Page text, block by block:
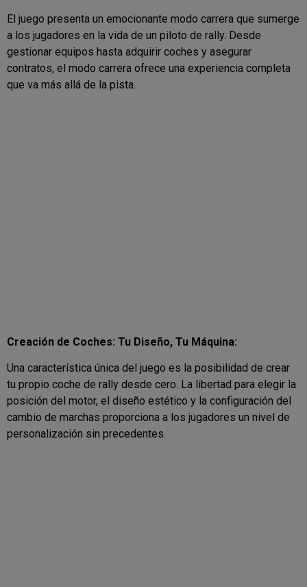
El juego presenta un emocionante modo carrera que sumerge
a los jugadores en la vida de un piloto de rally. Desde
gestionar equipos hasta adquirir coches y asegurar
contratos, el modo carrera ofrece una experiencia completa
que va más allá de la pista.
Creación de Coches: Tu Diseño, Tu Máquina:
Una característica única del juego es la posibilidad de crear
tu propio coche de rally desde cero. La libertad para elegir la
posición del motor, el diseño estético y la configuración del
cambio de marchas proporciona a los jugadores un nivel de
personalización sin precedentes.